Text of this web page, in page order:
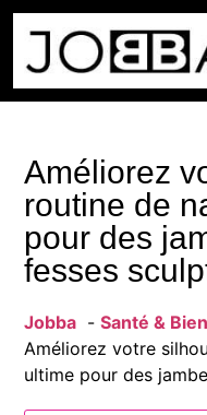
Améliorez
routine de
pour des
fesses
Jobba
Santé &
Améliorez votre
ultime pour des